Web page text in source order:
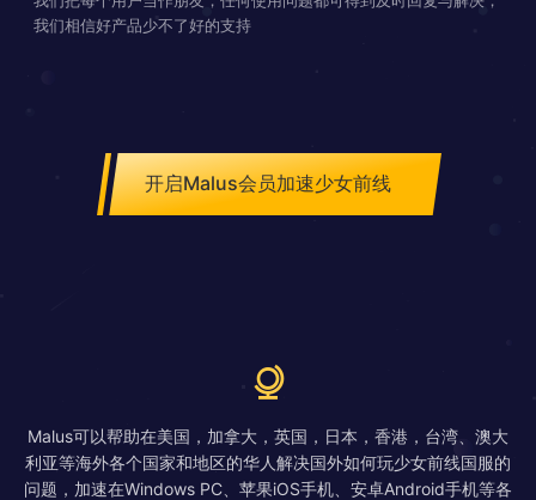
我们相信好产品少不了好的支持
开启Malus会员加速少女前线
Malus可以帮助在美国，加拿大，英国，日本，香港，台湾、澳大
利亚等海外各个国家和地区的华人解决国外如何玩少女前线国服的
问题，加速在Windows PC、苹果iOS手机、安卓Android手机等各